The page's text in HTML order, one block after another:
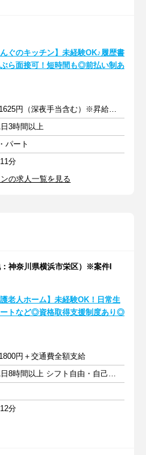
んぐのキッチン】未経験OK♪履歴書
ら面接可！短時間も◎前払い制あ
時給1300～1625円（深夜手当含む）※昇給は随時あり
3時間以上
パート
分
の求人一覧を見る
神奈川県横浜市栄区）※案件I
護老人ホーム】未経験OK！日常生
トなど◎資格取得支援制度あり◎
円＋交通費全額支給
週3日以上 1日8時間以上 シフト自由・自己申告
分